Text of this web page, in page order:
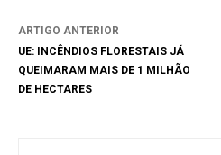
ARTIGO ANTERIOR
UE: INCÊNDIOS FLORESTAIS JÁ
QUEIMARAM MAIS DE 1 MILHÃO
DE HECTARES